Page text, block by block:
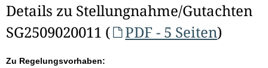
Details zu Stellungnahme/Gutachten
SG2509020011 (
PDF - 5 Seiten)
Zu Regelungsvorhaben: